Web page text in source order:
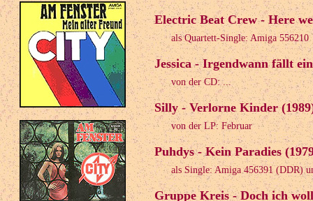
Electric Beat Crew - Here
als Quartett-Single: Amiga 556210
Jessica - Irgendwann fällt
von der CD: ...
Silly - Verlorne Kinder
von der LP: Februar
Puhdys - Kein Paradies
als Single: Amiga 456391 (DDR)
Gruppe Kreis - Doch ich